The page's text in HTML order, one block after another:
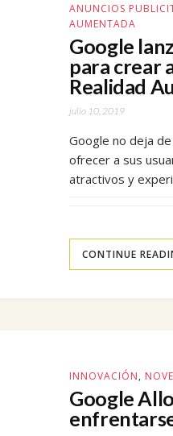
ANUNCIOS
AUMENTADA
Google
para crear
Realidad
julio 10, 2019
Google no deja
ofrecer a sus
atractivos y
CONTINUE
INNOVACIÓN,
Google